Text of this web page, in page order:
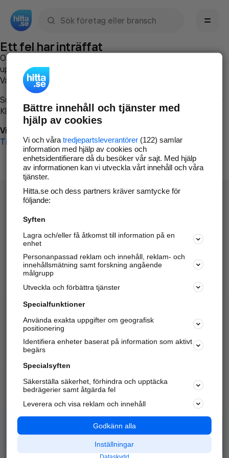
Ett fel har inträffat
Om du vill kan du
uppstod så att vi lättare och snabbare kan avhjälpa det.
Vänligen försök med följande:
Surfa till
Klicka påTillbaka-knappen i webbläsaren och försök igen
Vi beklagar besväret!
Till startsidan
Hitta.se - Gratis nummerupplysning.
Sök företag, personer och platser.
Hitta telefonnummer, adresser, företagsinfo mm.
Marknadsför företaget
Kom igång och annonsera mot
samarbetspartners nära dig.
Alla kategorier
Populära sökningar
API & Kartor
Annonsera
Integritet
Nödnummer
Bättre innehåll och tjänster med
hjälp av cookies
Vi och våra tredjepartsleverantörer(122) samlar
information med hjälp av cookies och
enhetsidentifierare då du besöker vår sajt. Med hjälp
av informationen kan vi utveckla vårt innehåll och våra
tjänster.
Hitta.se och dess partners kräver samtycke för
följande:
Syften
Lagra och/eller få åtkomst till information på en
enhet
Personanpassad reklam och innehåll, reklam- och
innehållsmätning samt forskning angående
målgrupp
Utveckla och förbättra tjänster
Specialfunktioner
Använda exakta uppgifter om geografisk
positionering
Identifiera enheter baserat på information som aktivt
begärs
Specialsyften
Säkerställa säkerhet, förhindra och upptäcka
bedrägerier samt åtgärda fel
Leverera och visa reklam och innehåll
Godkänn alla
Inställningar
Dataskydd